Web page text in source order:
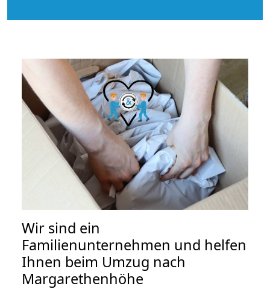
Wir sind ein
Familienunternehmen und helfen
Ihnen beim Umzug nach
Margarethenhöhe